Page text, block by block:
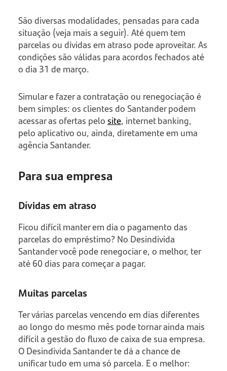
São diversas modalidades, pensadas para cada
situação (veja mais a seguir). Até quem tem
parcelas ou dívidas em atraso pode aproveitar. As
condições são válidas para acordos fechados até
o dia 31 de março.
Simular e fazer a contratação ou renegociação é
bem simples: os clientes do Santander podem
acessar as ofertas pelo site, internet banking,
pelo aplicativo ou, ainda, diretamente em uma
agência Santander.
Para sua empresa
Dívidas em atraso
Ficou difícil manter em dia o pagamento das
parcelas do empréstimo? No Desindivida
Santander você pode renegociar e, o melhor, ter
até 60 dias para começar a pagar.
Muitas parcelas
Ter várias parcelas vencendo em dias diferentes
ao longo do mesmo mês pode tornar ainda mais
difícil a gestão do fluxo de caixa de sua empresa.
O Desindivida Santander te dá a chance de
unificar tudo em uma só parcela. E o melhor: